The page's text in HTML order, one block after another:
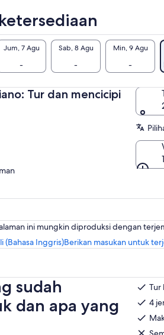
Jum, 7 Agu
-
Sab, 8 Agu
-
Min, 9 Agu
-
Tur dan mencicipi
ini mungkin diproduksi dengan
(Bahasa Inggris)Berikan masukan untuk
sudah
dan apa yang
Tur
4